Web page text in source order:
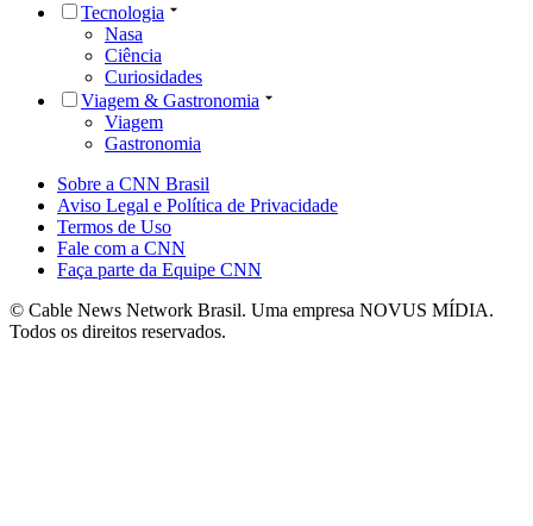
Tecnologia
Nasa
Ciência
Curiosidades
Viagem & Gastronomia
Viagem
Gastronomia
Sobre a CNN Brasil
Aviso Legal e Política de Privacidade
Termos de Uso
Fale com a CNN
Faça parte da Equipe CNN
© Cable News Network Brasil. Uma empresa NOVUS MÍDIA.
Todos os direitos reservados.